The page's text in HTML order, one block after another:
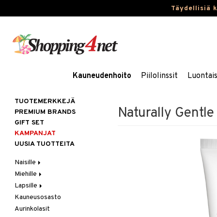
Täydellisiä
Kauneudenhoito Piilolinssit
Naturally
TUOTEMERKKEJÄ
PREMIUM BRANDS
GIFT SET
KAMPANJAT
UUSIA TUOTTEITA
Naisille
Hiukset
Gift Set
Harjat / Kammat
Hiuskuurit
Ihonhoito
Aurinkotuotteet
Erikoistuotteet
Korut
Kaulakorut
Kosmetiikka
Miehille
Hiukset
Hiustenlähtö
Hiusväri
Ihonhoito
Aurinkotuotteet
Parfyymit
Lapsille
Kosmetiikkalaukkuja
Kylpytuotteita
Kauneusosasto
Aurinkolasit